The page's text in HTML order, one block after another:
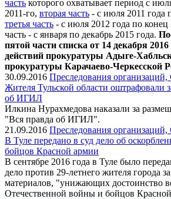
часть которого охватывает период с
2011-го, вторая часть - с июля 2011 года
третья часть - с июля 2012 года по конец
часть - с января по декабрь 2015 года.
пятой части списка от 14 декабря 2016
действий прокуратуры Адыге-
прокуратуры Карачаево-Черкесской
30.09.2016 Преследования
Жителя Тульской области оштрафовали
об ИГИЛ
Илкина Нурахмедова наказали за
"Вся правда об ИГИЛ".
21.09.2016 Преследования
В Туле передано в суд дело об
бойцов Красной армии
В сентябре 2016 года в Туле было
дело против 29-летнего жителя города
материалов, "унижающих достоинство
Отечественной войны и бойцов